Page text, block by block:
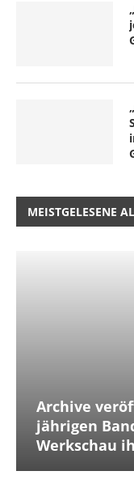
MEISTGELESENE
Archive
jährigen
Werkschau